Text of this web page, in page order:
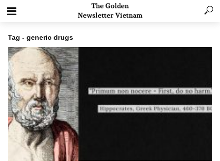
Tag - generic drugs